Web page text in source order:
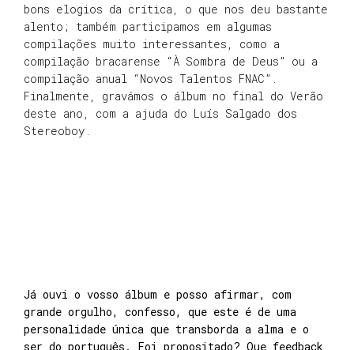
bons elogios da crítica, o que nos deu bastante
alento; também participamos em algumas
compilações muito interessantes, como a
compilação bracarense “À Sombra de Deus” ou a
compilação anual “Novos Talentos FNAC”.
Finalmente, gravámos o álbum no final do Verão
deste ano, com a ajuda do Luís Salgado dos
Stereoboy.
Já ouvi o vosso álbum e posso afirmar, com
grande orgulho, confesso, que este é de uma
personalidade única que transborda a alma e o
ser do português. Foi propositado? Que feedback